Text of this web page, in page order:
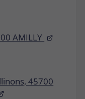
AMILLY
45700